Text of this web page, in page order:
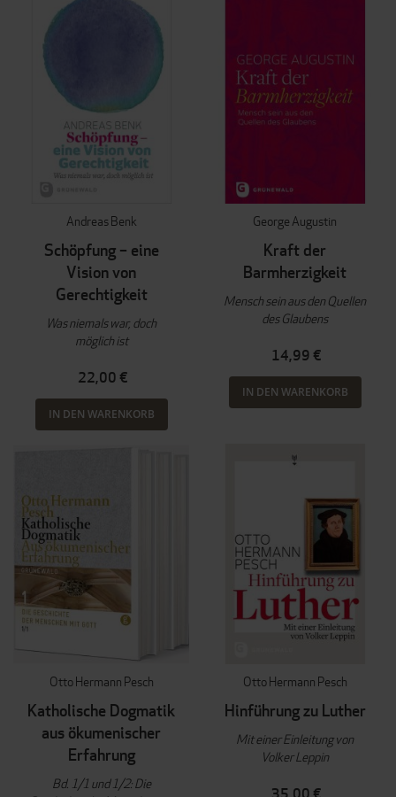
Andreas Benk
Schöpfung – eine
Vision von
Gerechtigkeit
Was niemals war, doch
möglich ist
22,00 €
IN DEN WARENKORB
George Augustin
Kraft der
Barmherzigkeit
Mensch sein aus den Quellen
des Glaubens
14,99 €
IN DEN WARENKORB
Otto Hermann Pesch
Katholische Dogmatik
aus ökumenischer
Erfahrung
Bd. 1/1 und 1/2: Die
Otto Hermann Pesch
Hinführung zu Luther
Mit einer Einleitung von
Volker Leppin